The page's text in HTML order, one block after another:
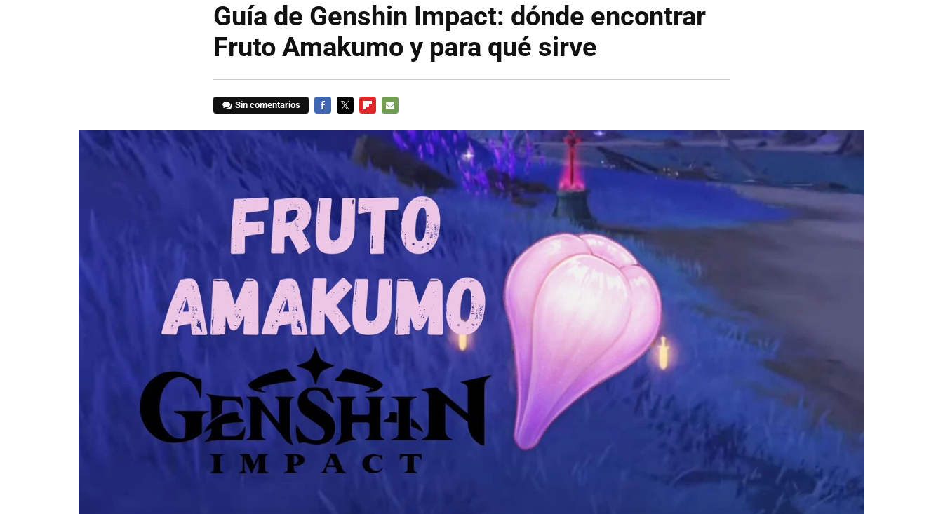
Guía de Genshin Impact: dónde encontrar
Fruto Amakumo y para qué sirve
Sin comentarios
MAIL